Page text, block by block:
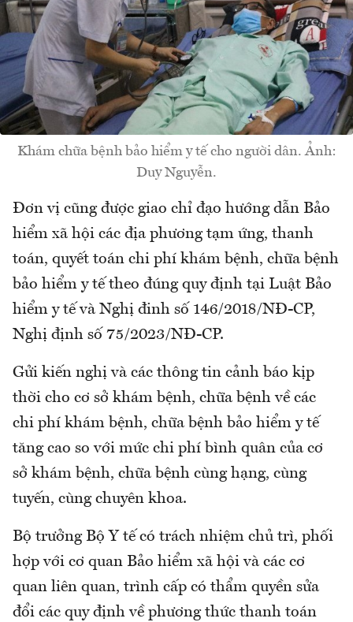
Khám chữa bệnh bảo hiểm y tế cho người dân. Ảnh:
Duy Nguyễn.
Đơn vị cũng được giao chỉ đạo hướng dẫn Bảo
hiểm xã hội các địa phương tạm ứng, thanh
toán, quyết toán chi phí khám bệnh, chữa bệnh
bảo hiểm y tế theo đúng quy định tại Luật Bảo
hiểm y tế và Nghị đinh số 146/2018/NĐ-CP,
Nghị định số 75/2023/NĐ-CP.
Gửi kiến nghị và các thông tin cảnh báo kịp
thời cho cơ sở khám bệnh, chữa bệnh về các
chi phí khám bệnh, chữa bệnh bảo hiểm y tế
tăng cao so với mức chi phí bình quân của cơ
sở khám bệnh, chữa bệnh cùng hạng, cùng
tuyến, cùng chuyên khoa.
Bộ trưởng Bộ Y tế có trách nhiệm chủ trì, phối
hợp với cơ quan Bảo hiểm xã hội và các cơ
quan liên quan, trình cấp có thẩm quyền sửa
đổi các quy định về phương thức thanh toán